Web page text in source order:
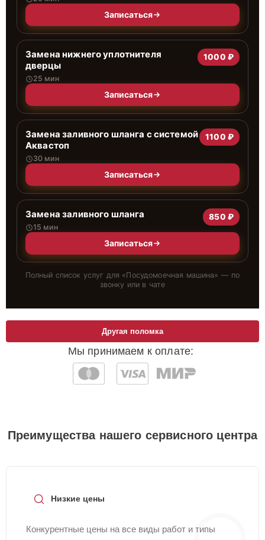
Записаться
Замена нижнего уплотнителя
дверцы
25 мин
1000 ₽
Записаться
Замена заливного шланга с системой
Аквастоп
30 мин
1100 ₽
Записаться
Замена заливного шланга
15 мин
850 ₽
Записаться
Полный список услуг для «Посудомоечная машина» — по
звонку или в чате
Мы принимаем к оплате:
Другая поломка
Преимущества нашего сервисного центра
Низкие цены
Конкурентные цены на все виды работ и типы